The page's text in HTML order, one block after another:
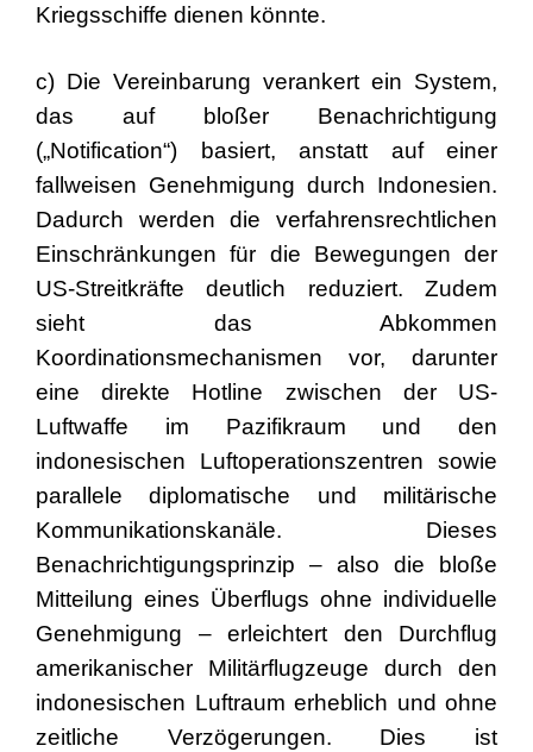
Kriegsschiffe dienen könnte.
c) Die Vereinbarung verankert ein System,
das auf bloßer Benachrichtigung
(„Notification“) basiert, anstatt auf einer
fallweisen Genehmigung durch Indonesien.
Dadurch werden die verfahrensrechtlichen
Einschränkungen für die Bewegungen der
US-Streitkräfte deutlich reduziert. Zudem
sieht das Abkommen
Koordinationsmechanismen vor, darunter
eine direkte Hotline zwischen der US-
Luftwaffe im Pazifikraum und den
indonesischen Luftoperationszentren sowie
parallele diplomatische und militärische
Kommunikationskanäle. Dieses
Benachrichtigungsprinzip – also die bloße
Mitteilung eines Überflugs ohne individuelle
Genehmigung – erleichtert den Durchflug
amerikanischer Militärflugzeuge durch den
indonesischen Luftraum erheblich und ohne
zeitliche Verzögerungen. Dies ist